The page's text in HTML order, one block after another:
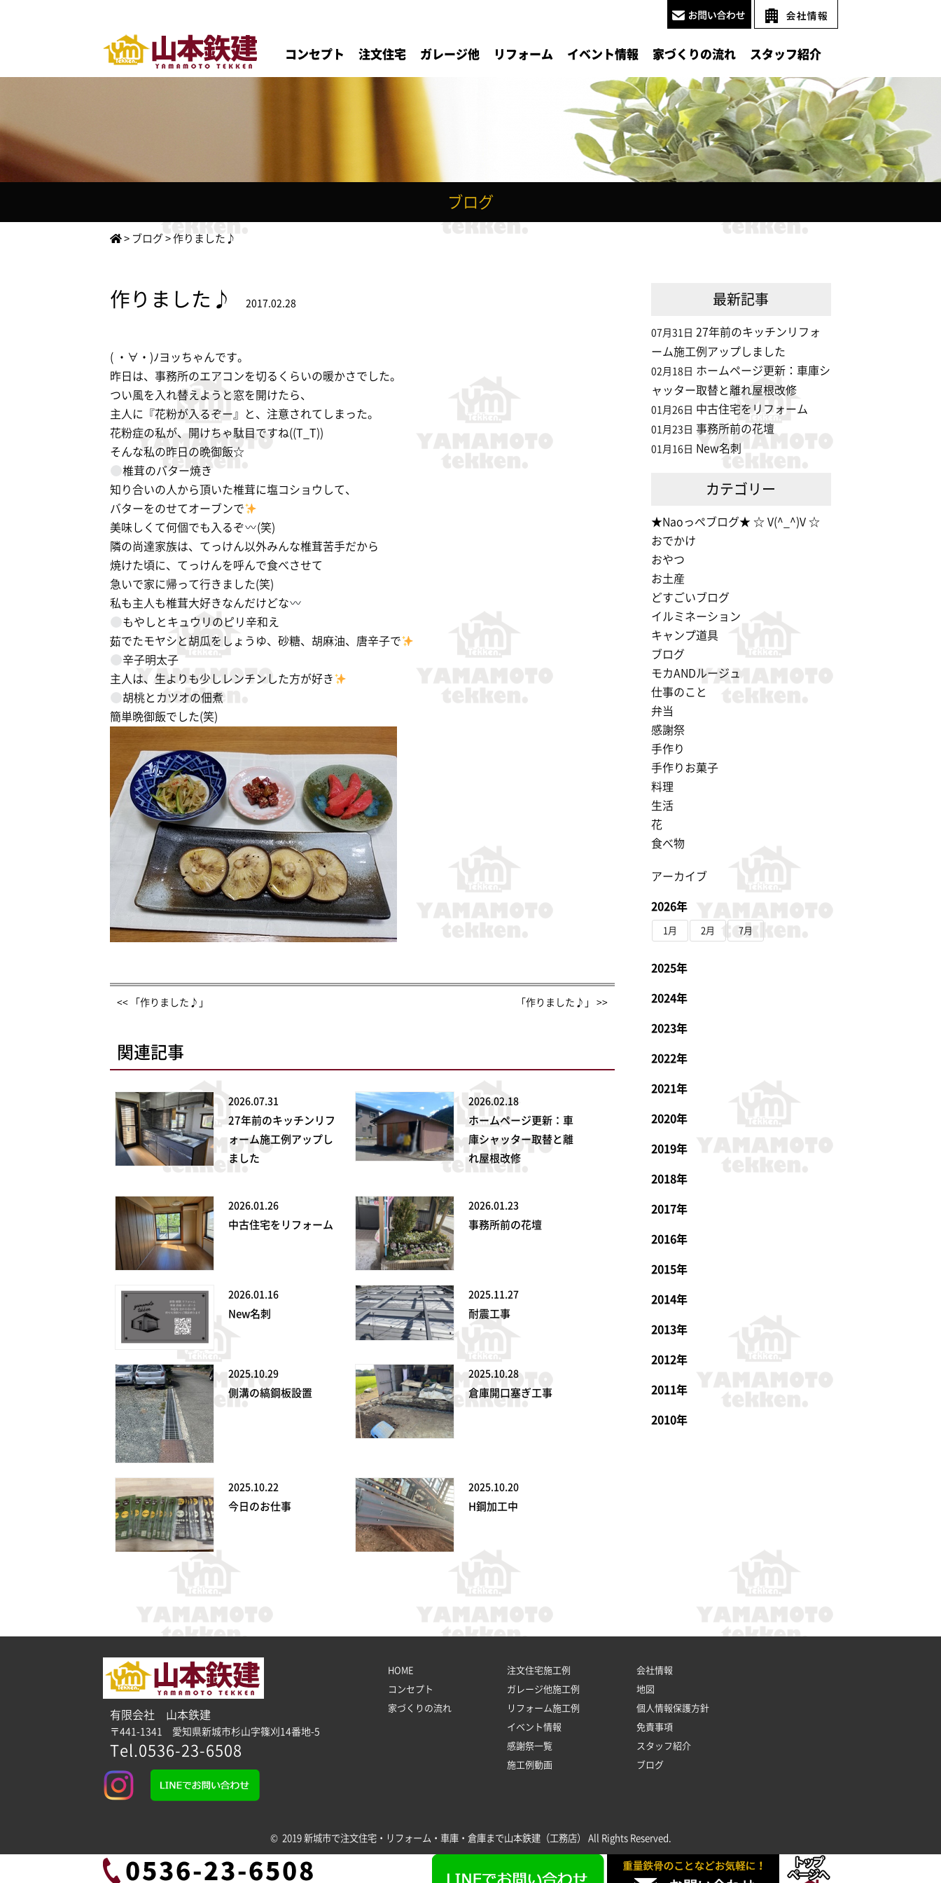
コンセプト 注文住宅 ガレージ他 リフォーム イベント情報 家づくりの流れ スタッフ紹介
ブログ
> ブログ > 作りました♪
作りました♪ 2017.02.28
( ・∀・)ﾉヨッちゃんです。
昨日は、事務所のエアコンを切るくらいの暖かさでした。
つい風を入れ替えようと窓を開けたら、
主人に『花粉が入るぞー』と、注意されてしまった。
花粉症の私が、開けちゃ駄目ですね((T_T))
そんな私の昨日の晩御飯☆
椎茸のバター焼き
知り合いの人から頂いた椎茸に塩コショウして、
バターをのせてオーブンで
美味しくて何個でも入るぞ
(笑)
隣の尚達家族は、てっけん以外みんな椎茸苦手だから
焼けた頃に、てっけんを呼んで食べさせて
急いで家に帰って行きました(笑)
私も主人も椎茸大好きなんだけどな
もやしとキュウリのピリ辛和え
茹でたモヤシと胡瓜をしょうゆ、砂糖、胡麻油、唐辛子で
辛子明太子
主人は、生よりも少しレンチンした方が好き
胡桃とカツオの佃煮
簡単晩御飯でした(笑)
<< 「作りました♪」 「作りました♪」 >>
関連記事
2026.07.31
27年前のキッチンリフ
ォーム施工例アップし
ました
2026.02.18
ホームページ更新：車
庫シャッター取替と離
れ屋根改修
2026.01.26
中古住宅をリフォーム
2026.01.23
事務所前の花壇
2026.01.16
New名刺
2025.11.27
耐震工事
2025.10.29
側溝の縞鋼板設置
2025.10.28
倉庫開口塞ぎ工事
2025.10.22
今日のお仕事
2025.10.20
H鋼加工中
最新記事
07月31日 27年前のキッチンリフォ
ーム施工例アップしました
02月18日 ホームページ更新：車庫シ
ャッター取替と離れ屋根改修
01月26日 中古住宅をリフォーム
01月23日 事務所前の花壇
01月16日 New名刺
カテゴリー
★Naoっぺブログ★ ☆ V(^_^)V ☆
おでかけ
おやつ
お土産
どすごいブログ
イルミネーション
キャンプ道具
ブログ
モカANDルージュ
仕事のこと
弁当
感謝祭
手作り
手作りお菓子
料理
生活
花
食べ物
アーカイブ
2026年
1月 2月 7月
2025年
2024年
2023年
2022年
2021年
2020年
2019年
2018年
2017年
2016年
2015年
2014年
2013年
2012年
2011年
2010年
有限会社 山本鉄建
〒441-1341 愛知県新城市杉山字篠刈14番地-5
Tel.0536-23-6508
HOME
コンセプト
家づくりの流れ
注文住宅施工例
ガレージ他施工例
リフォーム施工例
イベント情報
感謝祭一覧
施工例動画
会社情報
地図
個人情報保護方針
免責事項
スタッフ紹介
ブログ
© 2019 新城市で注文住宅・リフォーム・車庫・倉庫まで山本鉄建（工務店） All Rights Reserved.